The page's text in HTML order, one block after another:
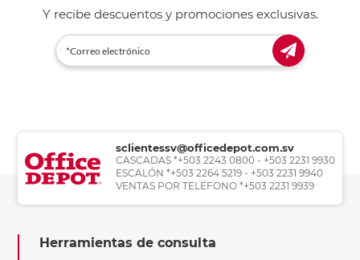
Y recibe descuentos y promociones exclusivas.
sclientessv@officedepot.com.sv
CASCADAS *+503 2243 0800 - +503 2231 9930
ESCALÓN *+503 2264 5219 - +503 2231 9940
VENTAS POR TELÉFONO *+503 2231 9939
Herramientas de consulta